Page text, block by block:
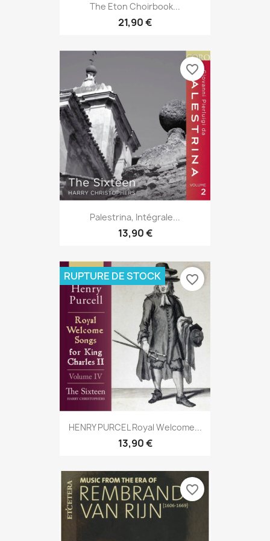
The Eton Choirbook...
21,90 €
Palestrina, Intégrale...
13,90 €
favorite_border
HENRY PURCEL Royal Welcome...
13,90 €
RUPTURE DE STOCK favorite_border
favorite_border